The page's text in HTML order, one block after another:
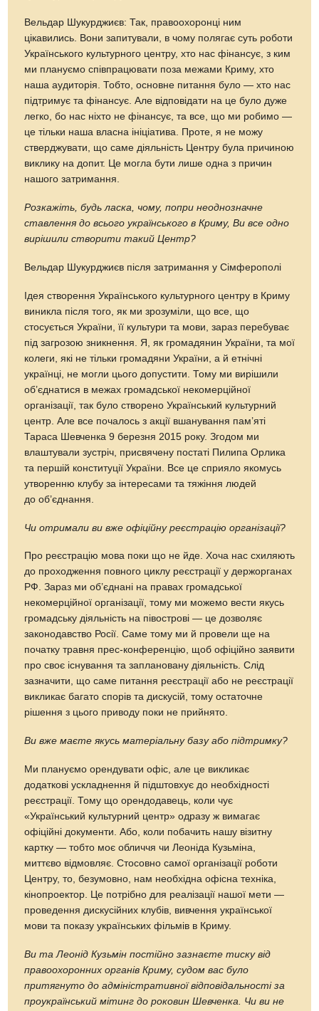
Вельдар Шукурджиєв: Так, правоохоронці ним
цікавились. Вони запитували, в чому полягає суть роботи
Українського культурного центру, хто нас фінансує, з ким
ми плануємо співпрацювати поза межами Криму, хто
наша аудиторія. Тобто, основне питання було — хто нас
підтримує та фінансує. Але відповідати на це було дуже
легко, бо нас ніхто не фінансує, та все, що ми робимо —
це тільки наша власна ініціатива. Проте, я не можу
стверджувати, що саме діяльність Центру була причиною
виклику на допит. Це могла бути лише одна з причин
нашого затримання.
Розкажіть, будь ласка, чому, попри неоднозначне
ставлення до всього українського в Криму, Ви все одно
вирішили створити такий Центр?
Вельдар Шукурджиєв після затримання у Сімферополі
Ідея створення Українського культурного центру в Криму
виникла після того, як ми зрозуміли, що все, що
стосується України, її культури та мови, зараз перебуває
під загрозою зникнення. Я, як громадянин України, та мої
колеги, які не тільки громадяни України, а й етнічні
українці, не могли цього допустити. Тому ми вирішили
об’єднатися в межах громадської некомерційної
організації, так було створено Український культурний
центр. Але все почалось з акції вшанування пам’яті
Тараса Шевченка 9 березня 2015 року. Згодом ми
влаштували зустріч, присвячену постаті Пилипа Орлика
та першій конституції України. Все це сприяло якомусь
утворенню клубу за інтересами та тяжіння людей
до об’єднання.
Чи отримали ви вже офіційну реєстрацію організації?
Про реєстрацію мова поки що не йде. Хоча нас схиляють
до проходження повного циклу реєстрації у держорганах
РФ. Зараз ми об’єднані на правах громадської
некомерційної організації, тому ми можемо вести якусь
громадську діяльність на півострові — це дозволяє
законодавство Росії. Саме тому ми й провели ще на
початку травня прес-конференцію, щоб офіційно заявити
про своє існування та заплановану діяльність. Слід
зазначити, що саме питання реєстрації або не реєстрації
викликає багато спорів та дискусій, тому остаточне
рішення з цього приводу поки не прийнято.
Ви вже маєте якусь матеріальну базу або підтримку?
Ми плануємо орендувати офіс, але це викликає
додаткові ускладнення й підштовхує до необхідності
реєстрації. Тому що орендодавець, коли чує
«Український культурний центр» одразу ж вимагає
офіційні документи. Або, коли побачить нашу візитну
картку — тобто моє обличчя чи Леоніда Кузьміна,
миттєво відмовляє. Стосовно самої організації роботи
Центру, то, безумовно, нам необхідна офісна техніка,
кінопроектор. Це потрібно для реалізації нашої мети —
проведення дискусійних клубів, вивчення української
мови та показу українських фільмів в Криму.
Ви та Леонід Кузьмін постійно зазнаєте тиску від
правоохоронних органів Криму, судом вас було
притягнуто до адміністративної відповідальності за
проукраїнський мітинг до роковин Шевченка. Чи ви не